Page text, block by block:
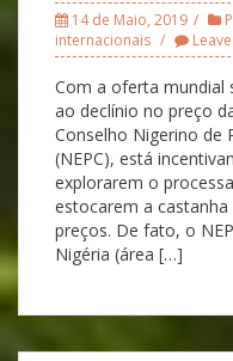
14 de Maio, 2019
internacionais
Com a oferta mundial
ao declínio no preço
Conselho Nigerino de
(NEPC), está
explorarem o
estocarem a
preços. De fato, o
Nigéria (área […]